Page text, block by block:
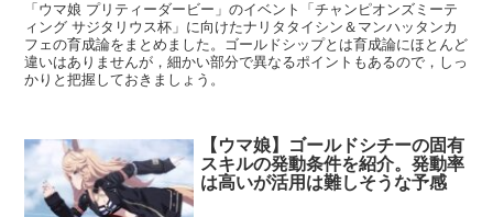
「ウマ娘 プリティーダービー」のイベント「チャンピオンズミーテ
ィング サジタリウス杯」に向けたナリタタイシン＆マンハッタンカ
フェの育成論をまとめました。ゴールドシップとは育成論にほとんど
違いはありませんが，細かい部分で異なるポイントもあるので，しっ
かりと把握しておきましょう。
【ウマ娘】ゴールドシチーの固有
スキルの発動条件を紹介。発動率
は高いが活用は難しそうな予感